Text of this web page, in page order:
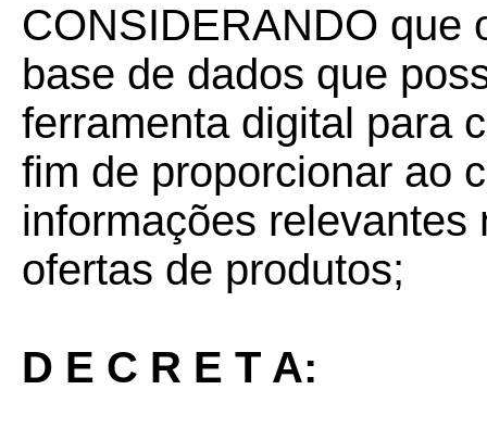
CONSIDERANDO que
base de dados que
ferramenta digital para
fim de proporcionar ao
informações
ofertas de produtos;
D E C R E T A: